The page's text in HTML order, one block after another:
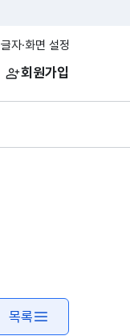
글자·화면 설정
회원가입
목록